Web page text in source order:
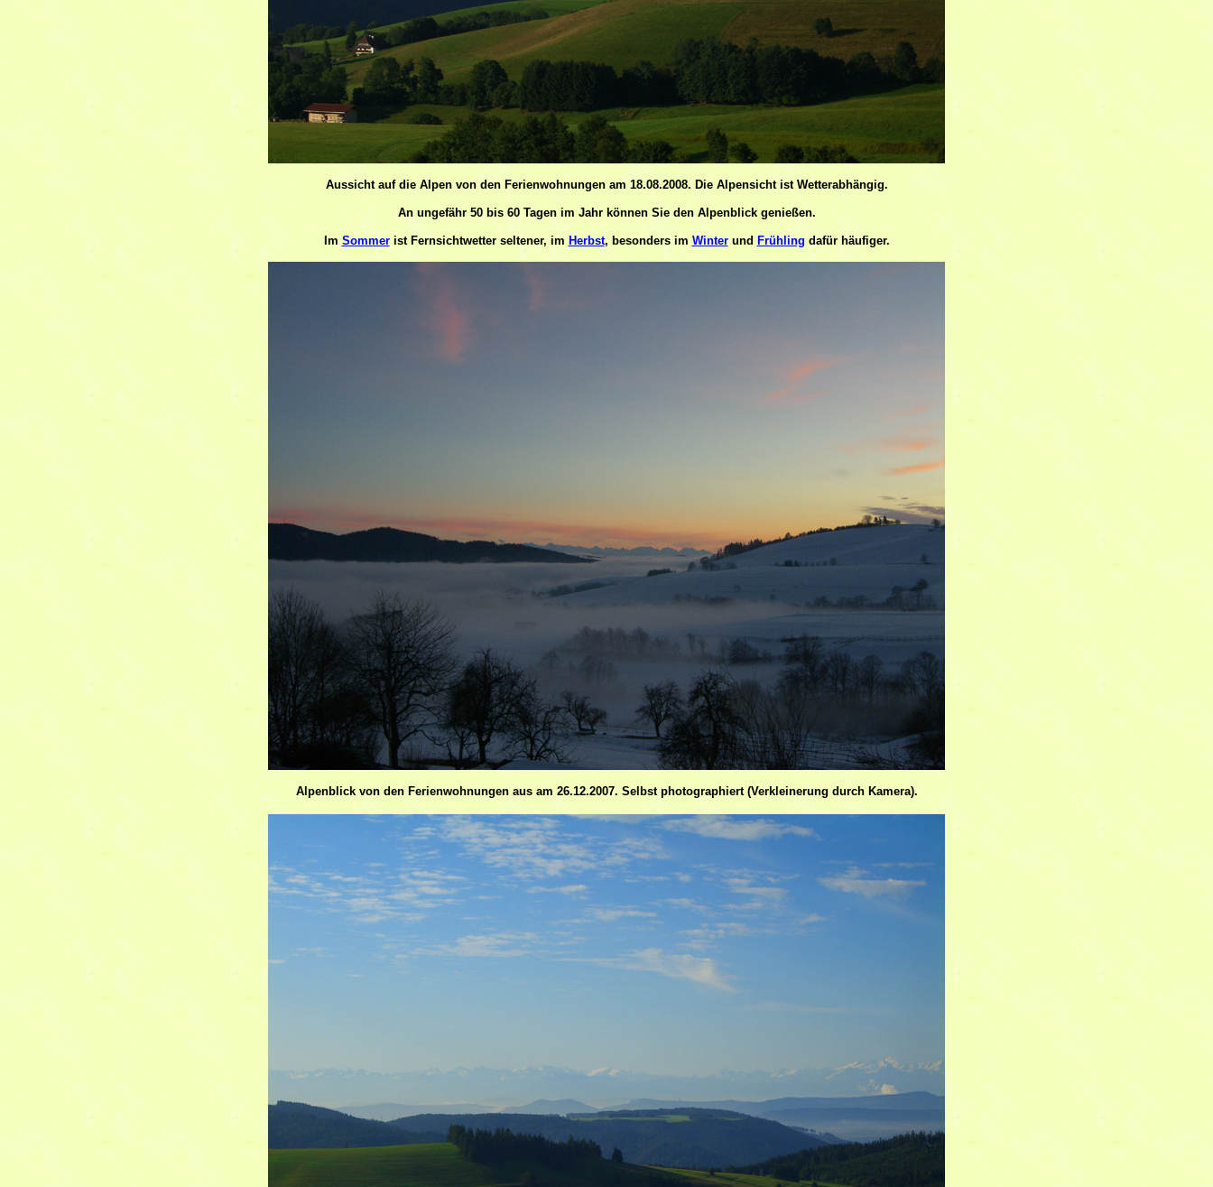
Aussicht auf die Alpen von den Ferienwohnungen am 18.08.2008. Die Alpensicht ist Wetterabhängig.
An ungefähr 50 bis 60 Tagen im Jahr können Sie den Alpenblick genießen.
Im Sommerist Fernsichtwetter seltener, im Herbst, besonders im Winterund Frühling dafür häufiger.
Alpenblick von den Ferienwohnungen aus am 26.12.2007. Selbst photographiert (Verkleinerung durch Kamera).